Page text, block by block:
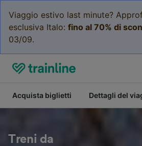
Viaggio estivo last minute?
esclusiva Italo: fino al 70% di
03/09.
Acquista biglietti Dettagli del
Treni da